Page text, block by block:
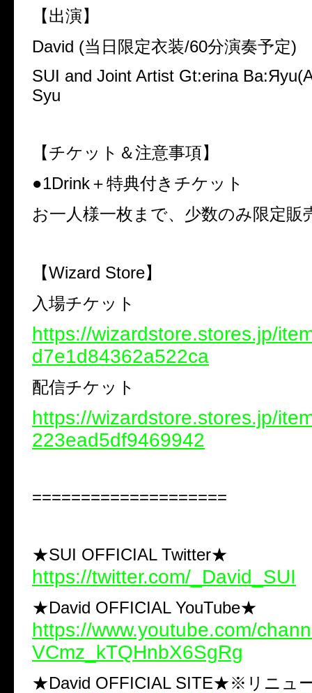
【出演】
David (当日限定衣装/60分演奏予定)
SUI and Joint Artist Gt:erina
Syu
【チケット＆注意事項】
●1Drink＋特典付きチケット
お一人様一枚まで、少数のみ限定販
【Wizard Store】
入場チケット
https://wizardstore.stores.jp/
d7e1d84362a522ca
配信チケット
https://wizardstore.stores.jp/
223ead5df9469942
====================
★SUI OFFICIAL Twitter★
https://twitter.com/_David_SUI
★David OFFICIAL YouTube★
https://www.youtube.com/
VCmz_kTQHnbX6SgRg
★David OFFICIAL SITE★※リニュ